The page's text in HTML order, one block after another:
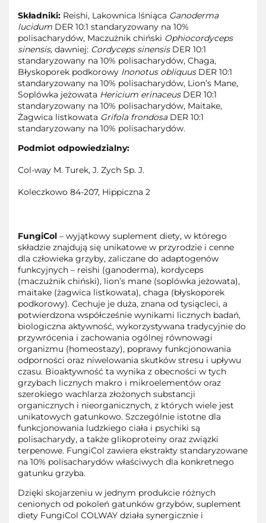
Składniki: Reishi, Lakownica lśniąca Ganoderma
lucidum DER 10:1 standaryzowany na 10%
polisacharydów, Maczużnik chiński Ophiocordyceps
sinensis, dawniej: Cordyceps sinensis DER 10:1
standaryzowany na 10% polisacharydów, Chaga,
Błyskoporek podkorowy Inonotus obliquus DER 10:1
standaryzowany na 10% polisacharydów, Lion’s Mane,
Soplówka jeżowata Hericium erinaceus DER 10:1
standaryzowany na 10% polisacharydów, Maitake,
Żagwica listkowata Grifola frondosaDER 10:1
standaryzowany na 10% polisacharydów.
Podmiot odpowiedzialny:
Col-way M. Turek, J. Zych Sp. J.
Koleczkowo 84-207, Hippiczna 2
FungiCol – wyjątkowy suplement diety, w którego
składzie znajdują się unikatowe w przyrodzie i cenne
dla człowieka grzyby, zaliczane do adaptogenów
funkcyjnych – reishi (ganoderma), kordyceps
(maczużnik chiński), lion’s mane (soplówka jeżowata),
maitake (żagwica listkowata), chaga (błyskoporek
podkorowy). Cechuje je duża, znana od tysiącleci, a
potwierdzona współcześnie wynikami licznych badań,
biologiczna aktywność, wykorzystywana tradycyjnie do
przywrócenia i zachowania ogólnej równowagi
organizmu (homeostazy), poprawy funkcjonowania
odporności oraz niwelowania skutków stresu i upływu
czasu. Bioaktywność ta wynika z obecności w tych
grzybach licznych makro i mikroelementów oraz
szerokiego wachlarza złożonych substancji
organicznych i nieorganicznych, z których wiele jest
unikatowych gatunkowo. Szczególnie istotne dla
funkcjonowania ludzkiego ciała i psychiki są
polisacharydy, a także glikoproteiny oraz związki
terpenowe. FungiCol zawiera ekstrakty standaryzowane
na 10% polisacharydów właściwych dla konkretnego
gatunku grzyba.
Dzięki skojarzeniu w jednym produkcie różnych
cenionych od pokoleń gatunków grzybów, suplement
diety FungiCol COLWAY działa synergicznie i